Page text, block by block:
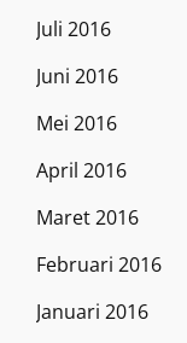
Juli 2016
Juni 2016
Mei 2016
April 2016
Maret 2016
Februari 2016
Januari 2016